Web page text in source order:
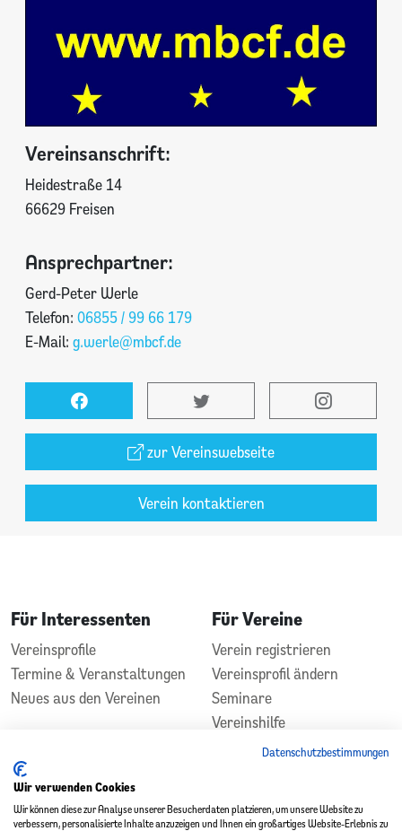
Vereinsanschrift:
Heidestraße 14
66629 Freisen
Ansprechpartner:
Gerd-Peter Werle
Telefon: 06855 / 99 66 179
E-Mail: g.werle@mbcf.de
zur Vereinswebseite
Verein kontaktieren
Für Interessenten
Vereinsprofile
Termine & Veranstaltungen
Neues aus den Vereinen
Für Vereine
Verein registrieren
Vereinsprofil ändern
Seminare
Vereinshilfe
Kontakt
In Zusammenarbeit
Datenschutzbestimmungen
Wir verwenden Cookies
Wir können diese zur Analyse unserer Besucherdaten platzieren, um unsere Website zu
verbessern, personalisierte Inhalte anzuzeigen und Ihnen ein großartiges Website-Erlebnis zu